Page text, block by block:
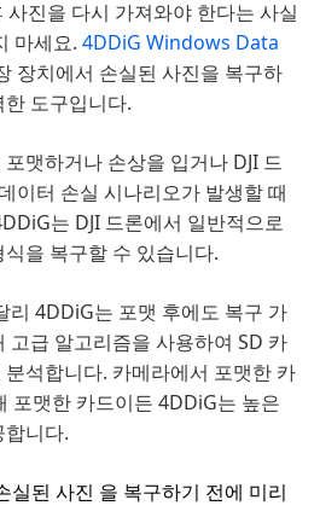
사진을 다시 가져와야 한다는 사실
마세요. 4DDiG Windows Data
장치에서 손실된 사진을 복구하
도구입니다.
맷하거나 손상을 입거나 DJI 드
이터 손실 시나리오가 발생할 때
는 DJI 드론에서 일반적으로
을 복구할 수 있습니다.
리 4DDiG는 포맷 후에도 복구 가
고급 알고리즘을 사용하여 SD 카
석합니다. 카메라에서 포맷한 카
포맷한 카드이든 4DDiG는 높은
니다.
실된 사진 을 복구하기 전에 미리